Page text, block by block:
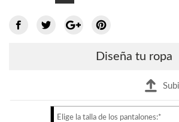
Diseña tu ropa
Elige la talla de los pantalones:*